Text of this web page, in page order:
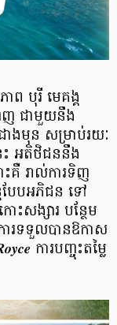
បុរី មេគង្គ
ញ ជាមួយនឹង
ាងមុន សម្រាប់រយៈ
អតិថិជននឹង
គឺ រាល់ការទិញ
បែបអភិជន ទៅ
ះសង្សារ បន្ថែម
រទទួលបានឱកាស
ការបញ្ចុះតម្លៃ